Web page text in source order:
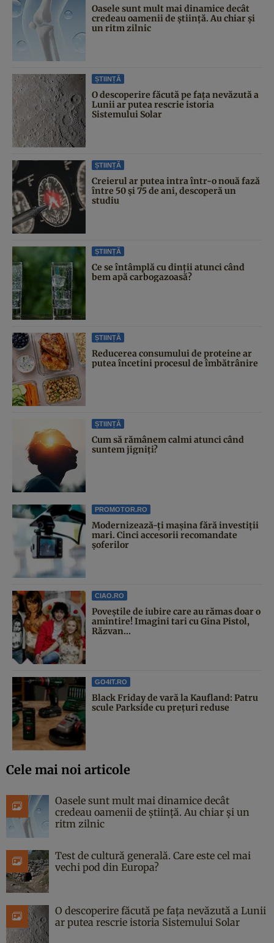
Oasele sunt mult mai dinamice decât
credeau oamenii de știință. Au chiar și
un ritm zilnic
ȘTIINȚĂ
O descoperire făcută pe fața nevăzută a
Lunii ar putea rescrie istoria
Sistemului Solar
ȘTIINȚĂ
Creierul ar putea intra într-o nouă fază
între 50 și 75 de ani, descoperă un
studiu
ȘTIINȚĂ
Ce se întâmplă cu dinții atunci când
bem apă carbogazoasă?
ȘTIINȚĂ
Reducerea consumului de proteine ar
putea încetini procesul de îmbătrânire
ȘTIINȚĂ
Cum să rămânem calmi atunci când
suntem jigniți?
PROMOTOR.RO
Modernizează-ți mașina fără investiții
mari. Cinci accesorii recomandate
șoferilor
CIAO.RO
Poveştile de iubire care au rămas doar o
amintire! Imagini tari cu Gina Pistol,
Răzvan...
GO4IT.RO
Black Friday de vară la Kaufland: Patru
scule Parkside cu prețuri reduse
Cele mai noi articole
Oasele sunt mult mai dinamice decât
credeau oamenii de știință. Au chiar și un
ritm zilnic
Test de cultură generală. Care este cel mai
vechi pod din Europa?
O descoperire făcută pe fața nevăzută a Lunii
ar putea rescrie istoria Sistemului Solar